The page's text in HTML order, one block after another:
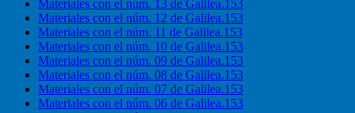
Materiales con el núm. 13 de Galilea.153
Materiales con el núm. 12 de Galilea.153
Materiales con el núm. 11 de Galilea.153
Materiales con el núm. 10 de Galilea.153
Materiales con el núm. 09 de Galilea.153
Materiales con el núm. 08 de Galilea.153
Materiales con el núm. 07 de Galilea.153
Materiales con el núm. 06 de Galilea.153